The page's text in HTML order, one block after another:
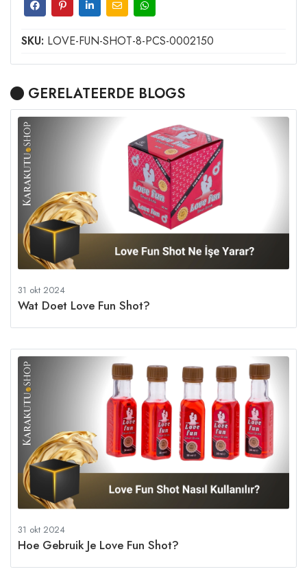
SKU: LOVE-FUN-SHOT-8-PCS-0002150
GERELATEERDE BLOGS
31 okt 2024
Wat Doet Love Fun Shot?
31 okt 2024
Hoe Gebruik Je Love Fun Shot?